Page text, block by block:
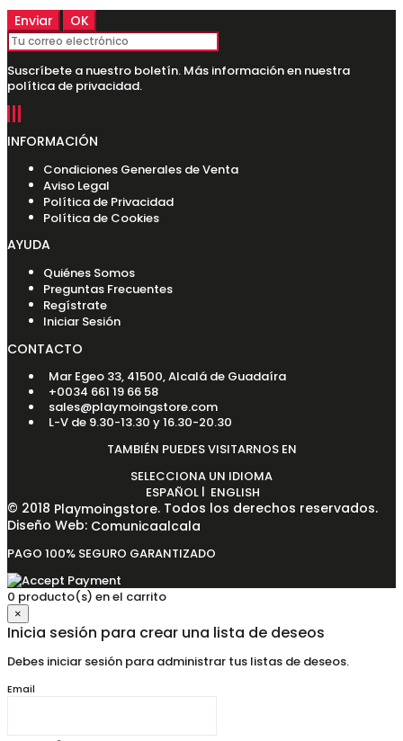
Suscríbete a nuestro boletín. Más información en nuestra
política de privacidad.
INFORMACIÓN
Condiciones Generales de Venta
Aviso Legal
Política de Privacidad
Política de Cookies
AYUDA
Quiénes Somos
Preguntas Frecuentes
Regístrate
Iniciar Sesión
CONTACTO
Mar Egeo 33, 41500, Alcalá de Guadaíra
+0034 661 19 66 58
sales@playmoingstore.com
L-V de 9.30-13.30 y 16.30-20.30
TAMBIÉN PUEDES VISITARNOS EN
SELECCIONA UN IDIOMA
ESPAÑOL | ENGLISH
© 2018 Playmoingstore. Todos los derechos reservados.
Diseño Web: Comunicaalcala
PAGO 100% SEGURO GARANTIZADO
0 producto(s) en el carrito
×
Inicia sesión para crear una lista de deseos
Debes iniciar sesión para administrar tus listas de deseos.
Email